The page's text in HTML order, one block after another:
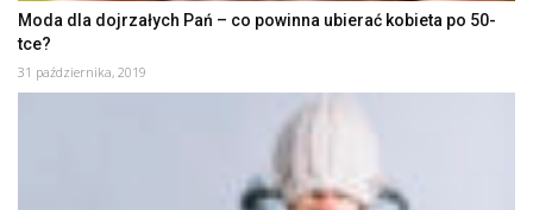
Moda dla dojrzałych Pań – co powinna ubierać kobieta po 50-
tce?
31 października, 2019